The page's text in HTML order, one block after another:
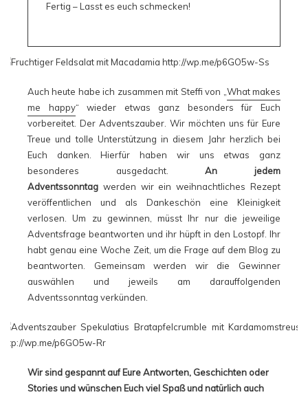
Fertig – Lasst es euch schmecken!
Auch heute habe ich zusammen mit Steffi von „ What makes
me happy“ wieder etwas ganz besonders für Euch
vorbereitet. Der Adventszauber. Wir möchten uns für Eure
Treue und tolle Unterstützung in diesem Jahr herzlich bei
Euch danken. Hierfür haben wir uns etwas ganz
besonderes ausgedacht.An jedem
Adventssonntag werden wir ein weihnachtliches Rezept
veröffentlichen und als Dankeschön eine Kleinigkeit
verlosen. Um zu gewinnen, müsst Ihr nur die jeweilige
Adventsfrage beantworten und ihr hüpft in den Lostopf. Ihr
habt genau eine Woche Zeit, um die Frage auf dem Blog zu
beantworten. Gemeinsam werden wir die Gewinner
auswählen und jeweils am darauffolgenden
Adventssonntag verkünden.
Wir sind gespannt auf Eure Antworten, Geschichten oder
Stories und wünschen Euch viel Spaß und natürlich auch